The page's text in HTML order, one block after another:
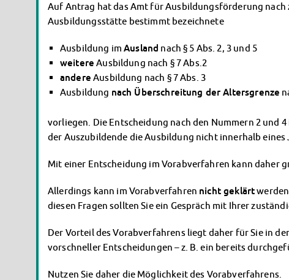
Auf Antrag hat das Amt für Ausbildungsförderung nach
Ausbildungsstätte bestimmt bezeichnete
Ausbildung imAusland nach § 5 Abs. 2, 3 und 5
weitere Ausbildung nach § 7 Abs.2
andere Ausbildung nach § 7 Abs. 3
Ausbildung nach Überschreitung der Altersgrenze
vorliegen. Die Entscheidung nach den Nummern 2 und
der Auszubildende die Ausbildung nicht innerhalb
Mit einer Entscheidung im Vorabverfahren kann daher
Allerdings kann im Vorabverfahren nicht geklärt
diesen Fragen sollten Sie ein Gespräch mit Ihrer
Der Vorteil des Vorabverfahrens liegt daher für Sie in
vorschneller Entscheidungen – z. B. ein bereits
Nutzen Sie daher die Möglichkeit des Vorabverfahrens.